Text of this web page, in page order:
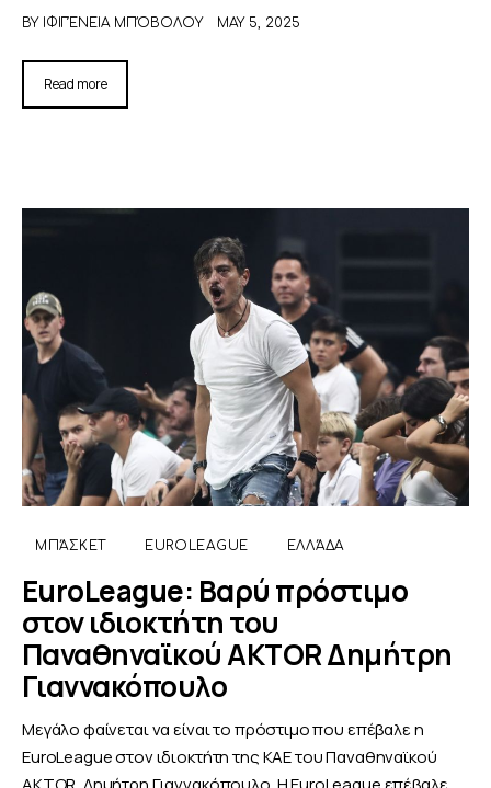
BY ΙΦΙΓΈΝΕΙΑ ΜΠΌΒΟΛΟΥ MAY 5, 2025
Read more
ΜΠΆΣΚΕΤ EUROLEAGUE ΕΛΛΆΔΑ
EuroLeague: Βαρύ πρόστιμο
στον ιδιοκτήτη του
Παναθηναϊκού AKTOR Δημήτρη
Γιαννακόπουλο
Μεγάλο φαίνεται να είναι το πρόστιμο που επέβαλε η
EuroLeague στον ιδιοκτήτη της ΚΑΕ του Παναθηναϊκού
AKTOR, Δημήτρη Γιαννακόπουλο. Η EuroLeague επέβαλε